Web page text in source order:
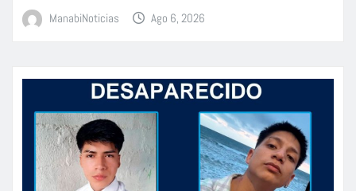
ManabiNoticias Ago 6, 2026